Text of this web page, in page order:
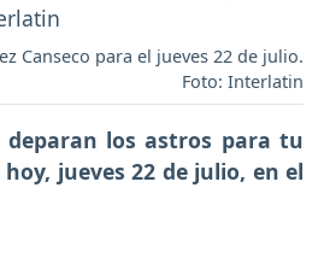
Canseco para el jueves 22 de julio.
Foto: Interlatin
deparan los astros para tu
jueves 22 de julio, en el